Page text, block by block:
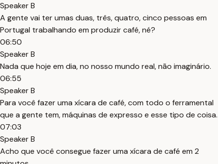
Speaker B
A gente vai ter umas duas, três, quatro, cinco pessoas em
Portugal trabalhando em produzir café, né?
06:50
Speaker B
Nada que hoje em dia, no nosso mundo real, não imaginário.
06:55
Speaker B
Para você fazer uma xícara de café, com todo o ferramental
que a gente tem, máquinas de expresso e esse tipo de coisa.
07:03
Speaker B
Acho que você consegue fazer uma xícara de café em 2